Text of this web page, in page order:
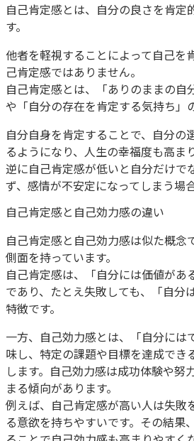
自己肯定感とは、自分の良さを肯定
す。
他者を軽視することによって自己を
己肯定感ではありません。
自己肯定感とは、「ありのままの自
や「自分の存在を肯定する気持ち」
自分自身を肯定することで、自分の
るようになり、人生の幸福度も高ま
逆に自己肯定感が低いと自分だけで
ず、感情が不安定になってしまう場
自己肯定感と自己効力感の違い
自己肯定感と自己効力感は似た概念
側面を持っています。
自己肯定感は、「自分には価値があ
であり、たとえ失敗しても、「自分
特徴です。
一方、自己効力感とは、「自分には
味し、特定の課題や目標を達成でき
します。自己効力感は成功体験や努
まる傾向があります。
例えば、自己肯定感が高い人は失敗
る意欲を持ちやすいです。その結果